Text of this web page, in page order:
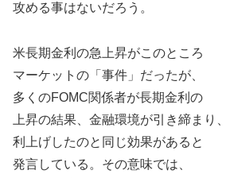
攻める事はないだろう。
米長期金利の急上昇がこのところ
マーケットの「事件」だったが、
多くのFOMC関係者が長期金利の
上昇の結果、金融環境が引き締まり、
利上げしたのと同じ効果があると
発言している。その意味では、